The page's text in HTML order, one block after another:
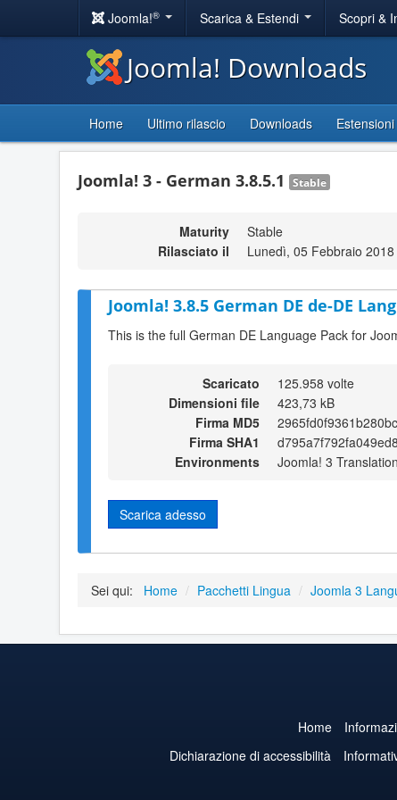
Joomla!® Scarica & Estendi Scopri &
Joomla! Downloads
Home Ultimo rilascio Downloads Estensioni
Joomla! 3 - German 3.8.5.1 Stable
Maturity
Stable
Rilasciato il
Lunedì, 05 Febbraio
Joomla! 3.8.5 German DE de-DE
This is the full German DE Language Pack for
Scaricato
125.958 volte
Dimensioni file
423,73 kB
Firma MD5
Firma SHA1
Environments
Joomla! 3
Scarica adesso
Sei qui: Home / Pacchetti Lingua / Joomla 3
Home
Dichiarazione di accessibilità